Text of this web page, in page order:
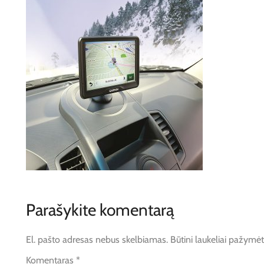
Parašykite komentarą
El. pašto adresas nebus skelbiamas. Būtini laukeliai
Komentaras *